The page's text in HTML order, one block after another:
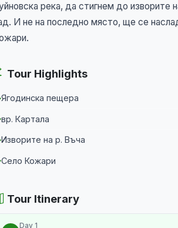
река, да стигнем до
И не на последно място, ще се
Tour Highlights
Ягодинска пещера
вр. Картала
Изворите на р. Въча
Село Кожари
Tour Itinerary
Day 1